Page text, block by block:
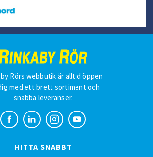
Rörs webbutik är alltid öppen
med ett brett sortiment och
snabba leveranser.
HITTA SNABBT